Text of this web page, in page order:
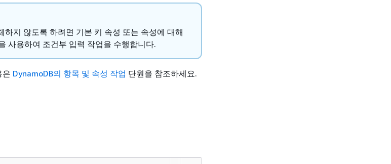
하지 않도록 하려면 기본 키 속성 또는 속성에 대해
사용하여 조건부 입력 작업을 수행합니다.
은 DynamoDB의 항목 및 속성 작업 단원을 참조하세요.